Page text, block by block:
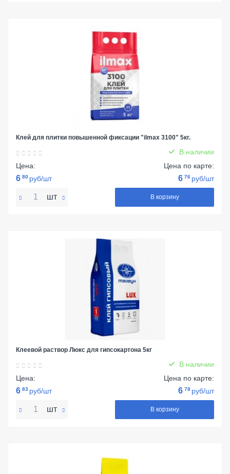
Клей для плитки повышенной фиксации "ilmax 3100" 5кг.
В наличии
Цена:
6 80 руб/шт
Цена по карте:
6 76 руб/шт
шт В корзину
Клеевой раствор Люкс для гипсокартона 5кг
В наличии
Цена:
6 83 руб/шт
Цена по карте:
6 78 руб/шт
шт В корзину